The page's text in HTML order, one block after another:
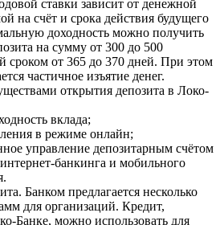
ставки зависит от денежной
на счёт и срока действия будущего
доходность можно получить
на сумму от 300 до 500
сроком от 365 до 370 дней. При этом
частичное изъятие денег.
открытия депозита в Локо-
вклада;
в режиме онлайн;
управление депозитарным счётом
банкинга и мобильного
Банком предлагается несколько
для организаций. Кредит,
Банке, можно использовать для